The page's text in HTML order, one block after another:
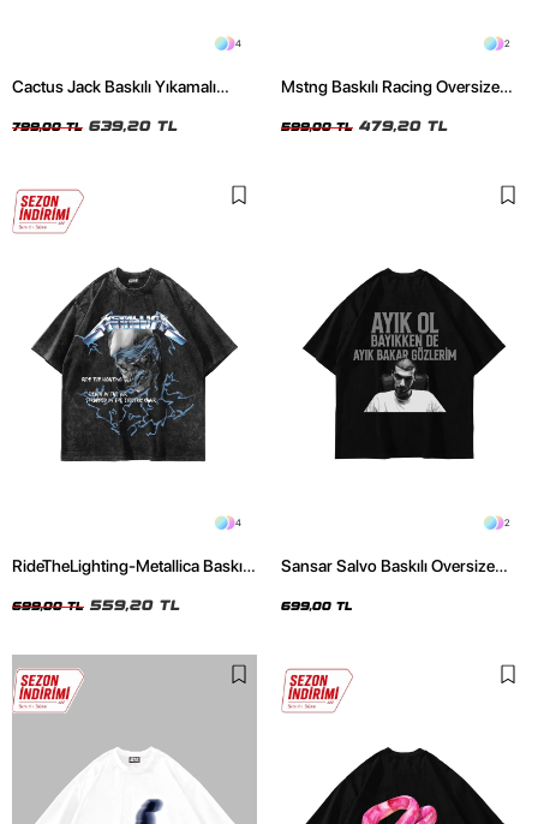
4
Cactus Jack Baskılı Yıkamalı
799,00 TL 639,20 TL
2
Mstng Baskılı Racing Oversize
599,00 TL 479,20 TL
4
RideTheLighting-Metallica Baskılı
Tshirt
699,00 TL 559,20 TL
2
Sansar Salvo Baskılı Oversize
699,00 TL